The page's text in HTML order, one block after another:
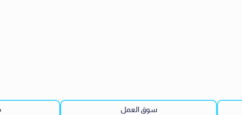
سوق العمل